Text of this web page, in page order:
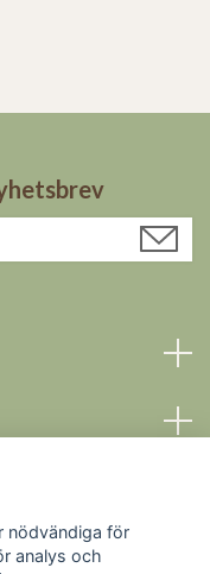
nödvändiga för
analys och